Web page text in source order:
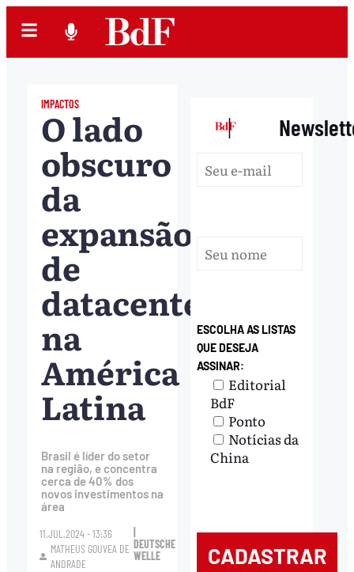
IMPACTOS
O lado
obscuro
da
expansão
de
datacenters
na
América
Latina
Brasil é líder do setor
na região, e concentra
cerca de 40% dos
novos investimentos na
área
11.JUL.2024 - 13:36
MATHEUS GOUVEA DE
ANDRADE
DEUTSCHE
WELLE
|
ESCOLHA AS LISTAS
QUE DESEJA
ASSINAR:
Editorial
BdF
Ponto
Notícias da
China